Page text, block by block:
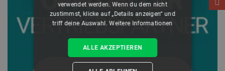
verwendet werden. Wenn du dem nicht
zustimmst, klicke auf „Details anzeigen“ und
triff deine Auswahl.Weitere Informationen
ALLE AKZEPTIEREN